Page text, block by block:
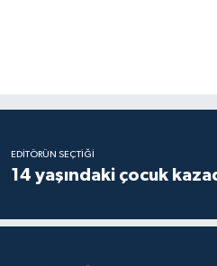
EDITÖRÜN SEÇTIĞI
14 yaşındaki çocuk